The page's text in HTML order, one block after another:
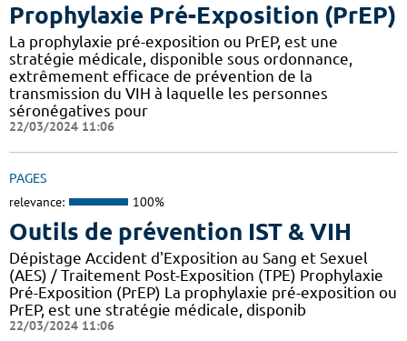
Prophylaxie Pré-Exposition (PrEP)
La prophylaxie pré-exposition ou PrEP, est une
stratégie médicale, disponible sous ordonnance,
extrêmement efficace de prévention de la
transmission du VIH à laquelle les personnes
séronégatives pour
22/03/2024 11:06
PAGES
relevance: 100%
Outils de prévention IST & VIH
Dépistage Accident d'Exposition au Sang et Sexuel
(AES) / Traitement Post-Exposition (TPE) Prophylaxie
Pré-Exposition (PrEP) La prophylaxie pré-exposition ou
PrEP, est une stratégie médicale, disponib
22/03/2024 11:06